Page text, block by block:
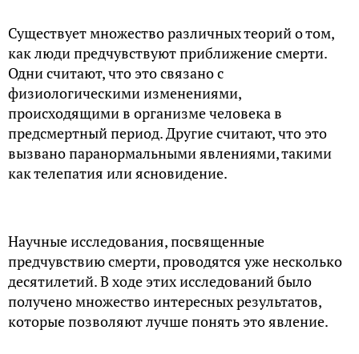
Существует множество различных теорий о том,
как люди предчувствуют приближение смерти.
Одни считают, что это связано с
физиологическими изменениями,
происходящими в организме человека в
предсмертный период. Другие считают, что это
вызвано паранормальными явлениями, такими
как телепатия или ясновидение.
Научные исследования, посвященные
предчувствию смерти, проводятся уже несколько
десятилетий. В ходе этих исследований было
получено множество интересных результатов,
которые позволяют лучше понять это явление.